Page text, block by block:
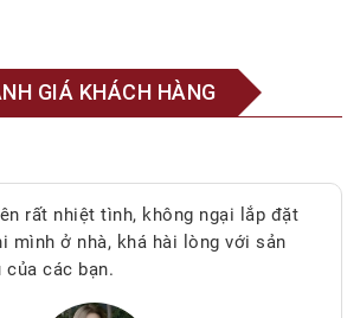
GIÁ KHÁCH HÀNG
rất nhiệt tình, không ngại lắp đặt
mình ở nhà, khá hài lòng với sản
của các bạn.